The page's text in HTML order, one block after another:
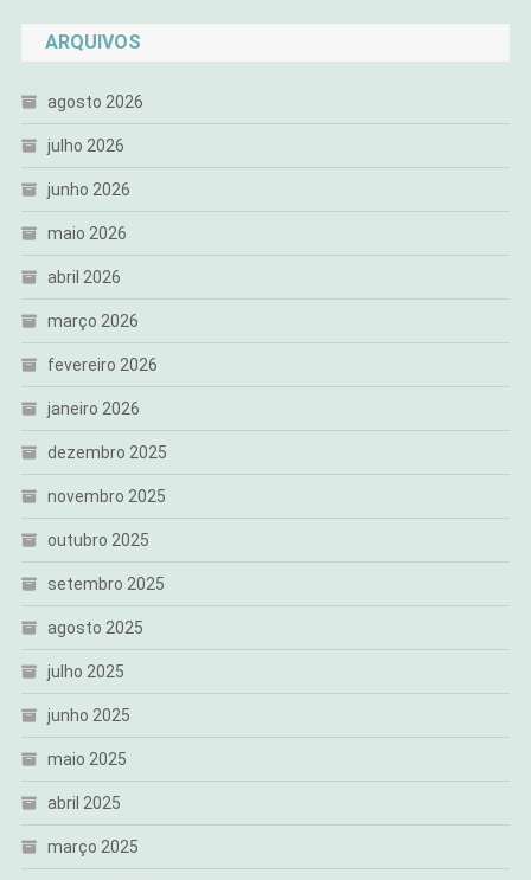
ARQUIVOS
agosto 2026
julho 2026
junho 2026
maio 2026
abril 2026
março 2026
fevereiro 2026
janeiro 2026
dezembro 2025
novembro 2025
outubro 2025
setembro 2025
agosto 2025
julho 2025
junho 2025
maio 2025
abril 2025
março 2025